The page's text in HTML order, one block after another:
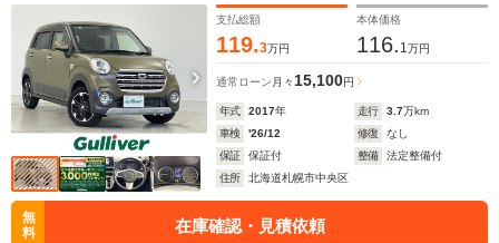
トコントロール LEDオートライト
支払総額
119.3万円
本体価格
116. 1万円
通常ローン 月々15,100円
年式 2017年 走行 3.7万km
車検
'26/12 修復
なし
保証
保証付 整備
法定整備付
住所
北海道札幌市中央区
無
料
在庫確認・見積依頼